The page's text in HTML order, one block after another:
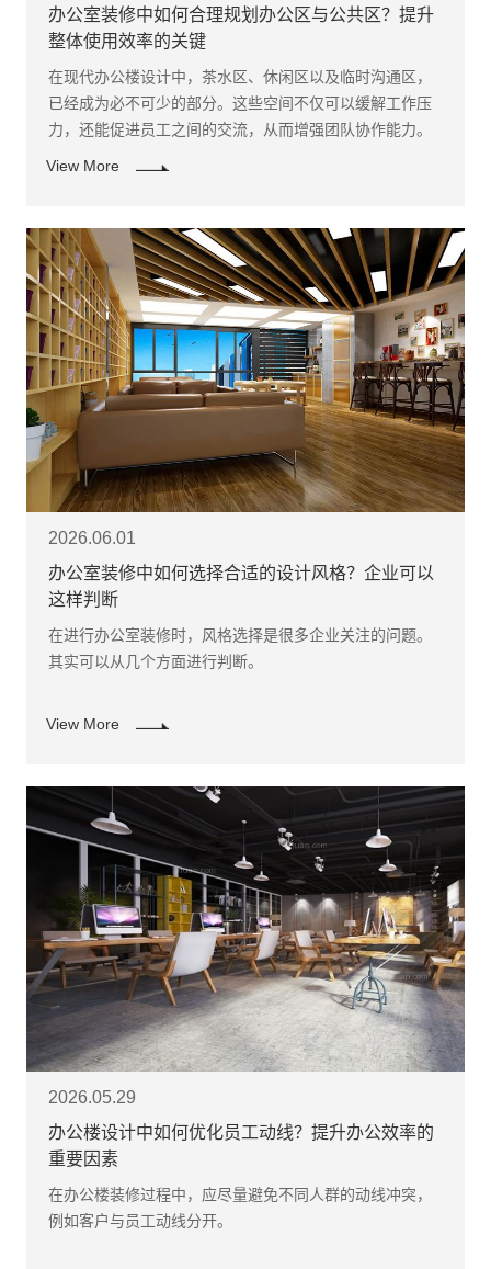
办公室装修中如何合理规划办公区与公共区？提升
整体使用效率的关键
在现代办公楼设计中，茶水区、休闲区以及临时沟通区，
已经成为必不可少的部分。这些空间不仅可以缓解工作压
力，还能促进员工之间的交流，从而增强团队协作能力。
View More
2026.06.01
办公室装修中如何选择合适的设计风格？企业可以
这样判断
在进行办公室装修时，风格选择是很多企业关注的问题。
其实可以从几个方面进行判断。
View More
2026.05.29
办公楼设计中如何优化员工动线？提升办公效率的
重要因素
在办公楼装修过程中，应尽量避免不同人群的动线冲突，
例如客户与员工动线分开。